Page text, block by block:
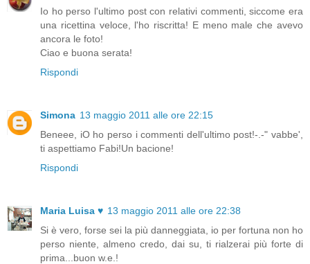
Io ho perso l'ultimo post con relativi commenti, siccome era
una ricettina veloce, l'ho riscritta! E meno male che avevo
ancora le foto!
Ciao e buona serata!
Rispondi
Simona 13 maggio 2011 alle ore 22:15
Beneee, iO ho perso i commenti dell'ultimo post!-.-" vabbe',
ti aspettiamo Fabi!Un bacione!
Rispondi
Maria Luisa ♥ 13 maggio 2011 alle ore 22:38
Si è vero, forse sei la più danneggiata, io per fortuna non ho
perso niente, almeno credo, dai su, ti rialzerai più forte di
prima...buon w.e.!